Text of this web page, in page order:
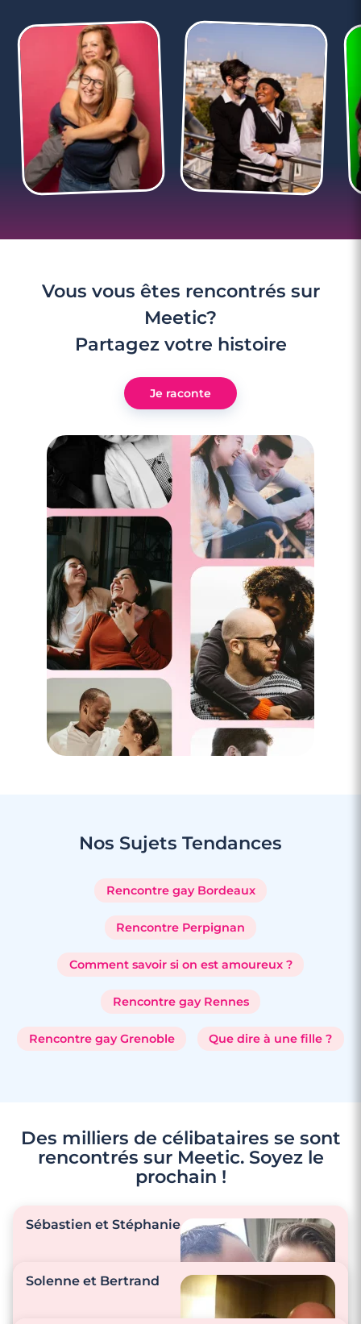
Vous vous êtes rencontrés sur
Meetic?
Partagez votre histoire
Je raconte
Nos Sujets Tendances
Rencontre gay Bordeaux
Rencontre Perpignan
Comment savoir si on est amoureux ?
Rencontre gay Rennes
Rencontre gay Grenoble Que dire à une fille ?
Des milliers de célibataires se sont
rencontrés sur Meetic. Soyez le
prochain !
Sébastien et Stéphanie
Solenne et Bertrand